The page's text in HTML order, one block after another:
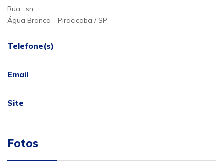
Rua , sn
Água Branca - Piracicaba / SP
Telefone(s)
Email
Site
Fotos